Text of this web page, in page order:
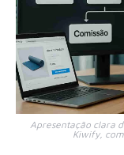
Apresentação clara
Kiwify,